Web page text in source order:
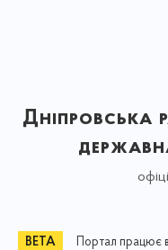
Дніпровська
Портал працює